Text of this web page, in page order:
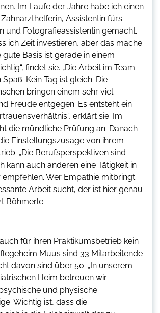
Im Laufe der Jahre habe ich einen
Assistentin fürs
und Fotografieassistentin gemacht.
ich Zeit investieren, aber das mache
gute Basis ist gerade in einem
findet sie. „Die Arbeit im Team
Kein Tag ist gleich. Die
bringen einem sehr viel
Freude entgegen. Es entsteht ein
erklärt sie. Im
die mündliche Prüfung an. Danach
Einstellungszusage von ihrem
„Die Berufsperspektiven sind
kann auch anderen eine Tätigkeit in
Wer Empathie mitbringt
Arbeit sucht, der ist hier genau
Böhmerle.
für ihren Praktikumsbetrieb kein
Muus sind 33 Mitarbeitende
davon sind über 50. „In unserem
Heim betreuen wir
und physische
Wichtig ist, dass die